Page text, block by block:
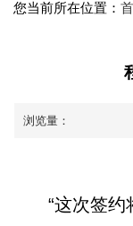
您当前所在位置：
浏览量：
“这次签